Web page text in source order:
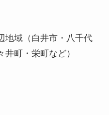
地域（白井市・八千代
町・栄町など）